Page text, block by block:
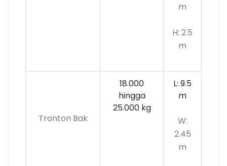
m
H: 2.5
m
Tronton Bak
18.000
hingga
25.000 kg
L: 9.5
m
W:
2.45
m